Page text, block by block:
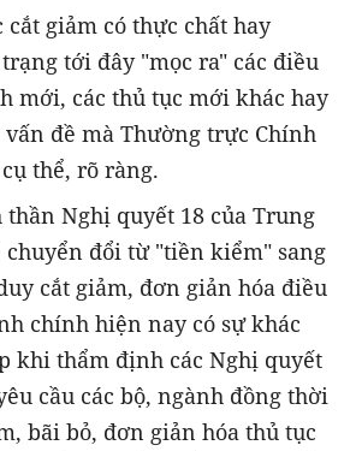
cắt giảm có thực chất hay
tới đây "mọc ra" các điều
mới, các thủ tục mới khác hay
đề mà Thường trực Chính
thể, rõ ràng.
thần Nghị quyết 18 của Trung
đổi từ "tiền kiểm" sang
cắt giảm, đơn giản hóa điều
chính hiện nay có sự khác
khi thẩm định các Nghị quyết
cầu các bộ, ngành đồng thời
bãi bỏ, đơn giản hóa thủ tục